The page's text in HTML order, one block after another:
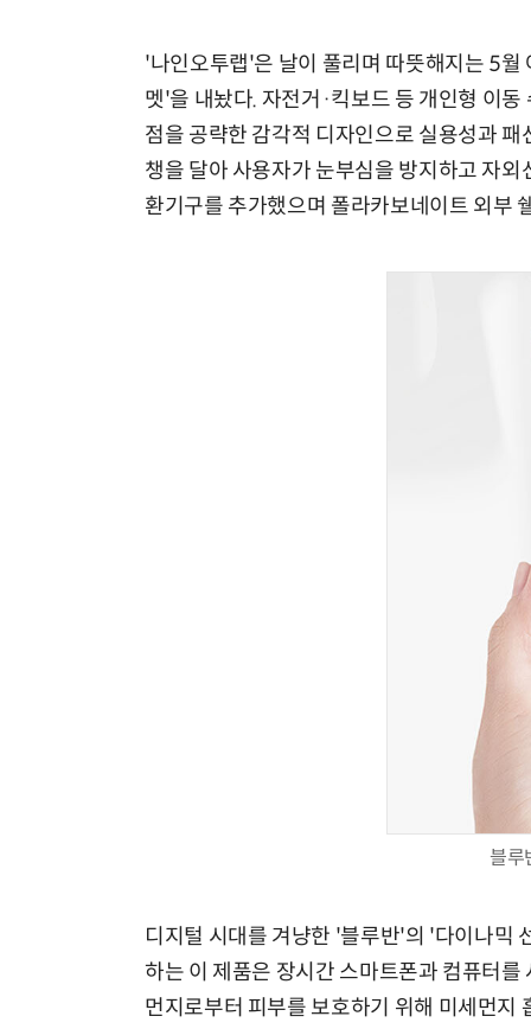
'나인오투랩'은 날이 풀리며 따뜻해지는 5
멧'을 내놨다. 자전거·킥보드 등 개인형 이
점을 공략한 감각적 디자인으로 실용성과
챙을 달아 사용자가 눈부심을 방지하고 자
환기구를 추가했으며 폴라카보네이트 외부
블루
디지털 시대를 겨냥한 '블루반'의 '다이나믹
하는 이 제품은 장시간 스마트폰과 컴퓨터
먼지로부터 피부를 보호하기 위해 미세먼지